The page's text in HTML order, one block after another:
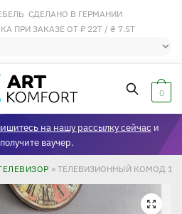
СДЕЛАНО В ГЕРМАНИИ
ПРИ ЗАКАЗЕ ОТ ₽ 22Т / ₴ 7.5Т
0
на нашу рассылку сейчас и
получите ваучер.
» ТЕЛЕВИЗИОННЫЙ КОМОД 100
🔍